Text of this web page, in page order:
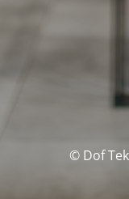
© Dof